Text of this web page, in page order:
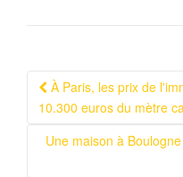
Navigation
À Paris, les prix de
10.300 euros du mètre
Une maison à